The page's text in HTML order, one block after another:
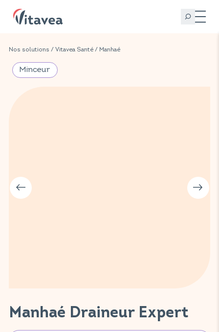
Nos solutions / Vitavea Santé / Manhaé
Manhaé Draineur Expert
Minceur